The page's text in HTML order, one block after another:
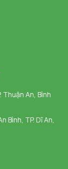
Thuận An, Bình
Bình, TP. Dĩ An,